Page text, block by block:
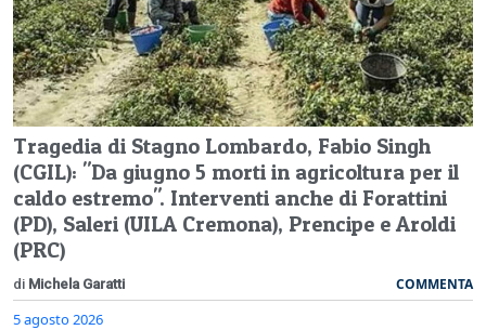
Tragedia di Stagno Lombardo, Fabio Singh
(CGIL): "Da giugno 5 morti in agricoltura per il
caldo estremo". Interventi anche di Forattini
(PD), Saleri (UILA Cremona), Prencipe e Aroldi
(PRC)
di Michela Garatti COMMENTA
5 agosto 2026